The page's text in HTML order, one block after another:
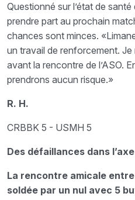
Questionné sur l’état de santé
prendre part au prochain
chances sont minces.
un travail de renforcement. Je
avant la rencontre de l’ASO.
prendrons aucun risque.»
R. H.
CRBBK 5 - USMH 5
Des défaillances dans l’axe
La rencontre amicale entre
soldée par un nul avec 5